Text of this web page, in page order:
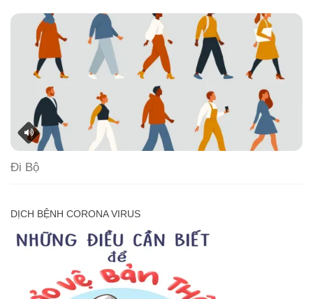
Đi Bộ
DỊCH BỆNH CORONA VIRUS